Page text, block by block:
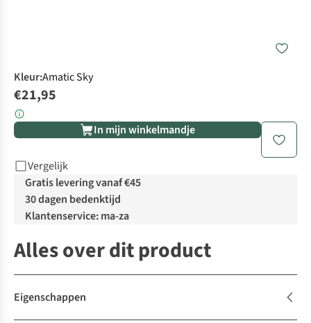
Kleur:Amatic Sky
€21,95
In mijn winkelmandje
Vergelijk
Gratis levering vanaf €45
30 dagen bedenktijd
Klantenservice: ma-za
Alles over dit product
Eigenschappen